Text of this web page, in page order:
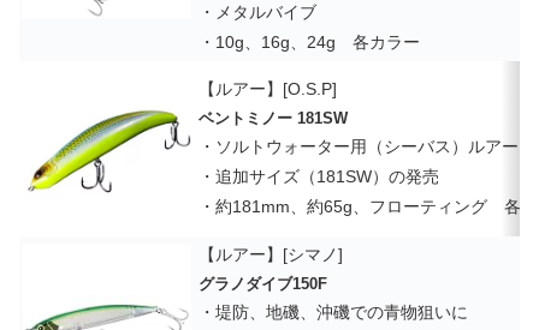
・メタルバイブ
・10g、16g、24g 各カラー
【ルアー】[O.S.P]
ベントミノー 181SW
・ソルトウォーター用（シーバス）ルアー
・追加サイズ（181SW）の発売
・約181mm、約65g、フローティング 各
【ルアー】[シマノ]
グラノダイブ150F
・堤防、地磯、沖磯での青物狙いに